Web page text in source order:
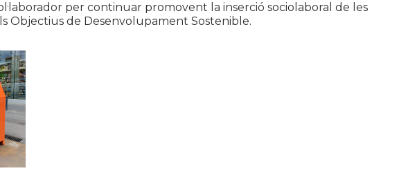
per continuar promovent la inserció sociolaboral de les
Objectius de Desenvolupament Sostenible.